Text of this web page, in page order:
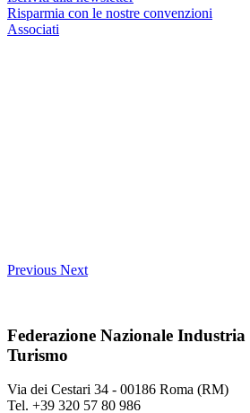
Risparmia con le nostre convenzioni
Associati
Previous Next
Federazione Nazionale Industria
Turismo
Via dei Cestari 34 - 00186 Roma (RM)
Tel. +39 320 57 80 986